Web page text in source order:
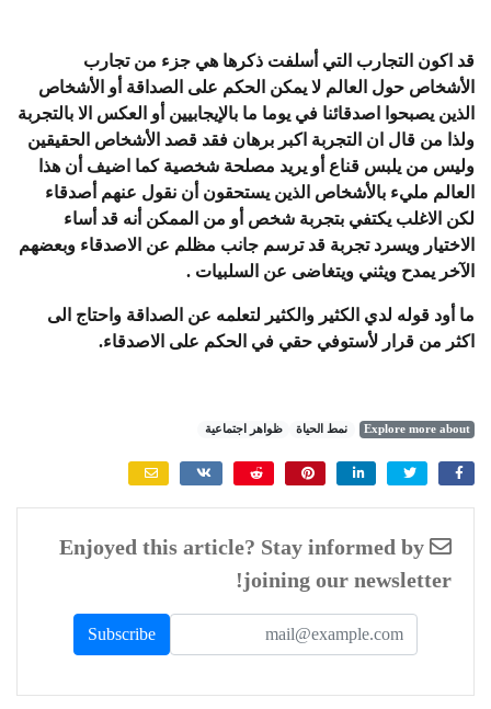
قد اكون التجارب التي أسلفت ذكرها هي جزء من تجارب
الأشخاص حول العالم لا يمكن الحكم على الصداقة أو الأشخاص
الذين يصبحوا اصدقائنا في يوما ما بالإيجابيين أو العكس الا بالتجربة
ولذا من قال ان التجربة اكبر برهان فقد قصد الأشخاص الحقيقين
وليس من يلبس قناع أو يريد مصلحة شخصية كما اضيف أن هذا
العالم مليء بالأشخاص الذين يستحقون أن نقول عنهم أصدقاء
لكن الاغلب يكتفي بتجربة شخص أو من الممكن أنه قد أساء
الاختيار ويسرد تجربة قد ترسم جانب مظلم عن الاصدقاء وبعضهم
الآخر يمدح ويثني ويتغاضى عن السلبيات .
ما أود قوله لدي الكثير والكثير لتعلمه عن الصداقة واحتاج الى
اكثر من قرار لأستوفي حقي في الحكم على الاصدقاء.
Explore more about نمط الحياة ظواهر اجتماعية
Enjoyed this article? Stay informed by
joining our newsletter!